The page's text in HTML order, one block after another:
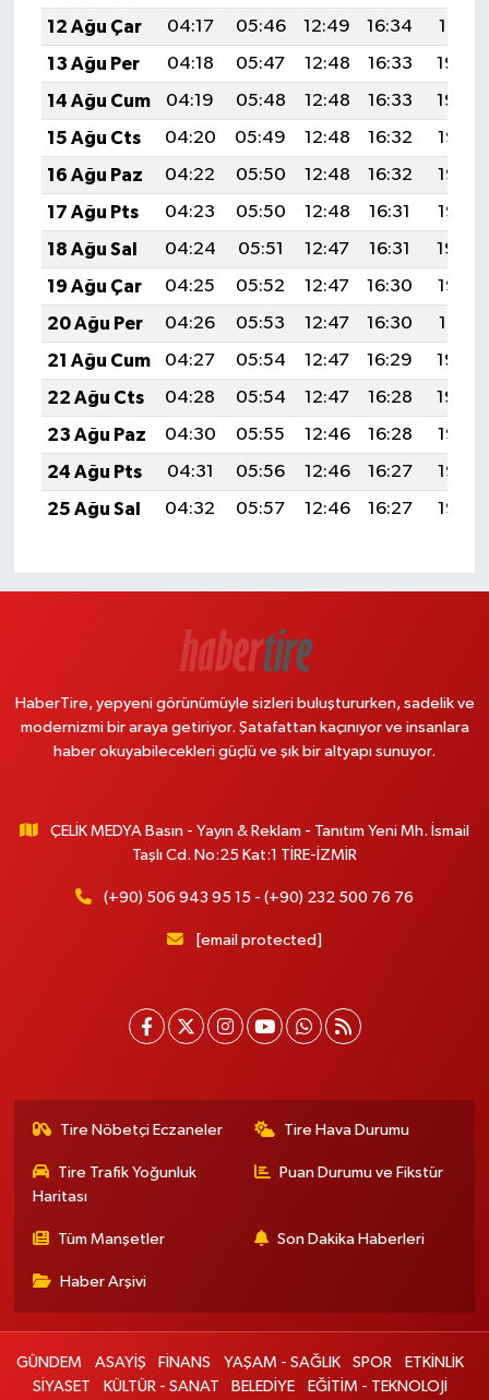
12 Ağu Çar
04:17 05:46 12:49 16:34
19:41
13 Ağu Per
04:18 05:47 12:48 16:33
19:40
14 Ağu Cum
04:19 05:48 12:48 16:33
19:39
15 Ağu Cts
04:20 05:49 12:48 16:32
19:37
16 Ağu Paz
04:22 05:50 12:48 16:32
19:36
17 Ağu Pts
04:23 05:50 12:48 16:31
19:35
18 Ağu Sal
04:24 05:51 12:47 16:31
19:34
19 Ağu Çar
04:25 05:52 12:47 16:30
19:32
20 Ağu Per
04:26 05:53 12:47 16:30
19:31
21 Ağu Cum
04:27 05:54 12:47 16:29
19:30
22 Ağu Cts
04:28 05:54 12:47 16:28
19:29
23 Ağu Paz
04:30 05:55 12:46 16:28
19:27
24 Ağu Pts
04:31 05:56 12:46 16:27
19:26
25 Ağu Sal
04:32 05:57 12:46 16:27 19:25
HaberTire, yepyeni görünümüyle sizleri buluştururken, sadelik ve
modernizmi bir araya getiriyor. Şatafattan kaçınıyor ve insanlara
haber okuyabilecekleri güçlü ve şık bir altyapı sunuyor.
ÇELİK MEDYA Basın - Yayın & Reklam - Tanıtım Yeni Mh. İsmail
Taşlı Cd. No:25 Kat:1 TİRE-İZMİR
(+90) 506 943 95 15 - (+90) 232 500 76 76
[email protected]
Tire Nöbetçi Eczaneler Tire Hava Durumu
Tire Trafik Yoğunluk
Haritası
Puan Durumu ve Fikstür
Tüm Manşetler Son Dakika Haberleri
Haber Arşivi
GÜNDEM ASAYİŞ FİNANS YAŞAM - SAĞLIK SPOR
ETKİNLİK
SİYASET
KÜLTÜR - SANAT BELEDİYE EĞİTİM - TEKNOLOJİ